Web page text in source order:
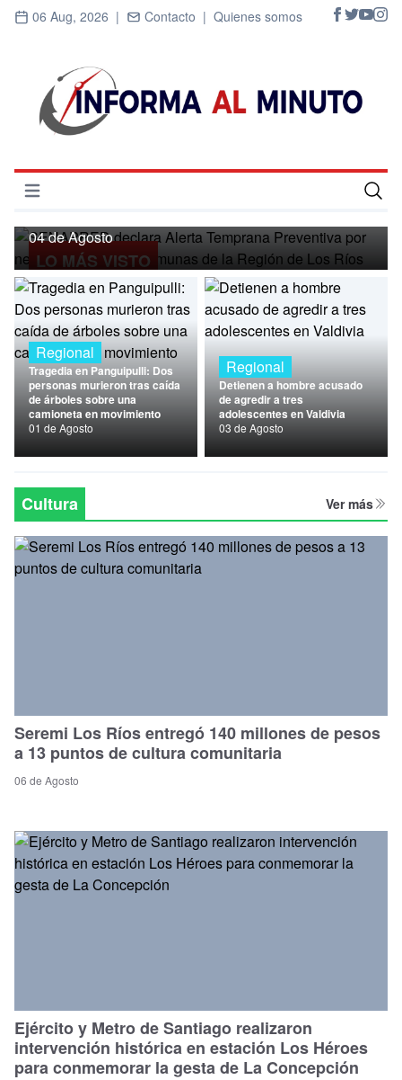
06 Aug, 2026 | Contacto | Quienes somos
Abrir menú
Inicio
Cultura
Deportes
Economía
Entrevistas
Nacional
Política
Regional
LO MÁS VISTO
Regional
SENAPRED declara Alerta Temprana
Preventiva por nevadas para ocho
04 de Agosto
Regional
Tragedia en Panguipulli: Dos
personas murieron tras caída
de árboles sobre una
camioneta en movimiento
01 de Agosto
Regional
Detienen a hombre acusado
de agredir a tres
adolescentes en Valdivia
03 de Agosto
Cultura Ver más
Seremi Los Ríos entregó 140 millones de pesos
a 13 puntos de cultura comunitaria
06 de Agosto
Ejército y Metro de Santiago realizaron
intervención histórica en estación Los Héroes
para conmemorar la gesta de La Concepción